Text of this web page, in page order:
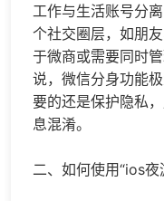
工作与生活账号分
个社交圈层，如朋
于微商或需要同时
说，微信分身功能
要的还是保护隐私
息混淆。
二、如何使用“ios